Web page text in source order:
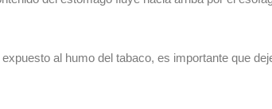
al humo del tabaco, es importante que